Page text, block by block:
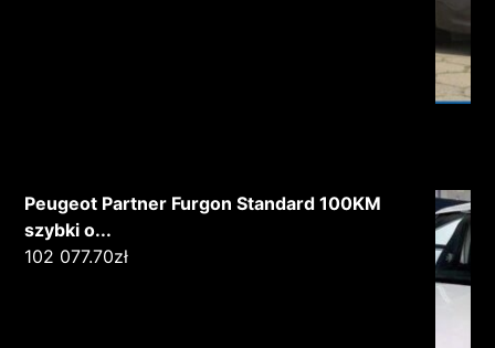
Peugeot Partner Furgon Standard 100KM
szybki o...
102 077.70zł